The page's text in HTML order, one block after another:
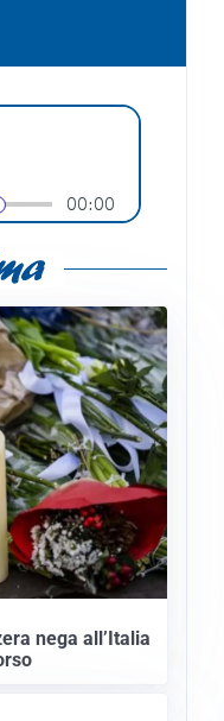
nega all’Italia